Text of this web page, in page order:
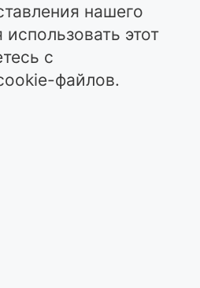
нашего
этот
с
файлов.